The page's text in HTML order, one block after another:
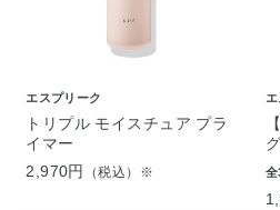
エスプリーク
トリプル モイスチュア プラ
イマー
2,970円
（税込）※ 全